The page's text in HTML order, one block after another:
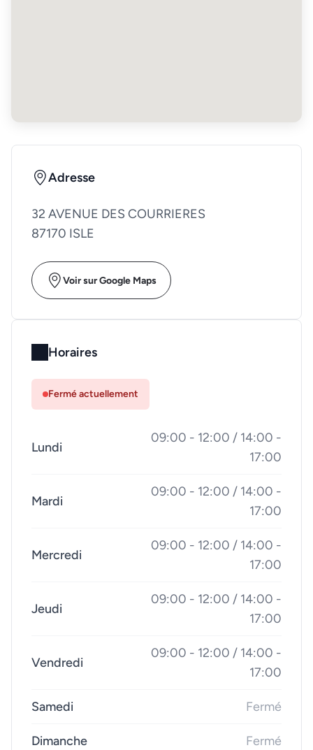
Adresse
32 AVENUE DES COURRIERES
87170 ISLE
Voir sur Google Maps
Horaires
Fermé actuellement
Lundi
09:00 - 12:00 / 14:00 -
17:00
Mardi
09:00 - 12:00 / 14:00 -
17:00
Mercredi
09:00 - 12:00 / 14:00 -
17:00
Jeudi
09:00 - 12:00 / 14:00 -
17:00
Vendredi
09:00 - 12:00 / 14:00 -
17:00
Samedi Fermé
Dimanche Fermé